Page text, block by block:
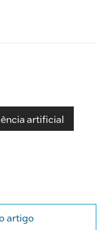
artificial
artigo